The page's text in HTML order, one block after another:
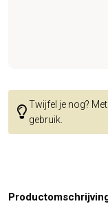
Twijfel je nog?
gebruik.